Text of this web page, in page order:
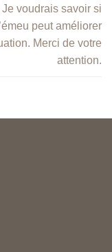
voudrais savoir si
peut améliorer
Merci de votre
attention.